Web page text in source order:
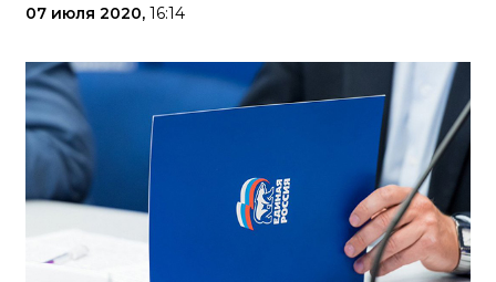
07 июля 2020, 16:14